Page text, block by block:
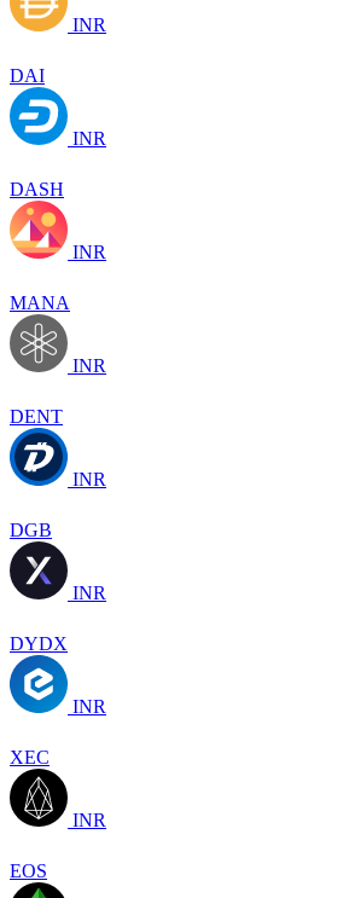
INR
DAI
INR
DASH
INR
MANA
INR
DENT
INR
DGB
INR
DYDX
INR
XEC
INR
EOS